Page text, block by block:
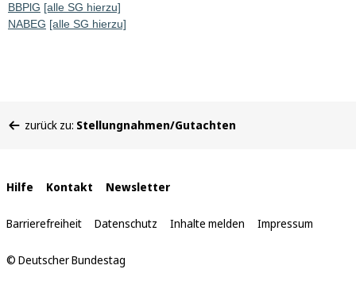
BBPlG [alle SG hierzu]
NABEG [alle SG hierzu]
befinden
zurück zu: Stellungnahmen/Gutachten
Interne
Links
Hilfe Kontakt Newsletter
Barrierefreiheit Datenschutz Inhalte melden Impressum
© Deutscher Bundestag